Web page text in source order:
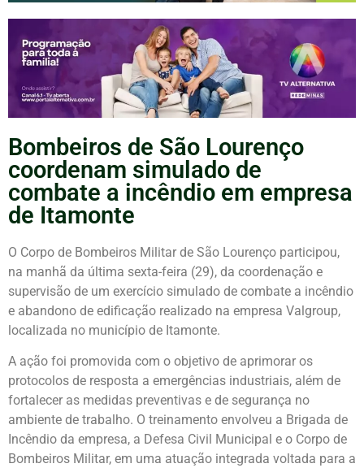
Bombeiros de São Lourenço
coordenam simulado de
combate a incêndio em empresa
de Itamonte
O Corpo de Bombeiros Militar de São Lourenço participou,
na manhã da última sexta-feira (29), da coordenação e
supervisão de um exercício simulado de combate a incêndio
e abandono de edificação realizado na empresa Valgroup,
localizada no município de Itamonte.
A ação foi promovida com o objetivo de aprimorar os
protocolos de resposta a emergências industriais, além de
fortalecer as medidas preventivas e de segurança no
ambiente de trabalho. O treinamento envolveu a Brigada de
Incêndio da empresa, a Defesa Civil Municipal e o Corpo de
Bombeiros Militar, em uma atuação integrada voltada para a